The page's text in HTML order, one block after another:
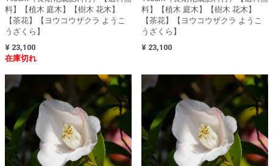
料】【植木 庭木】【樹木 花木】
【茶花】【ヨウコウザクラ ようこ
うざくら】
¥ 23,100
在庫切れ
料】【植木 庭木】【樹木 花木】
【茶花】【ヨウコウザクラ ようこ
うざくら】
¥ 23,100